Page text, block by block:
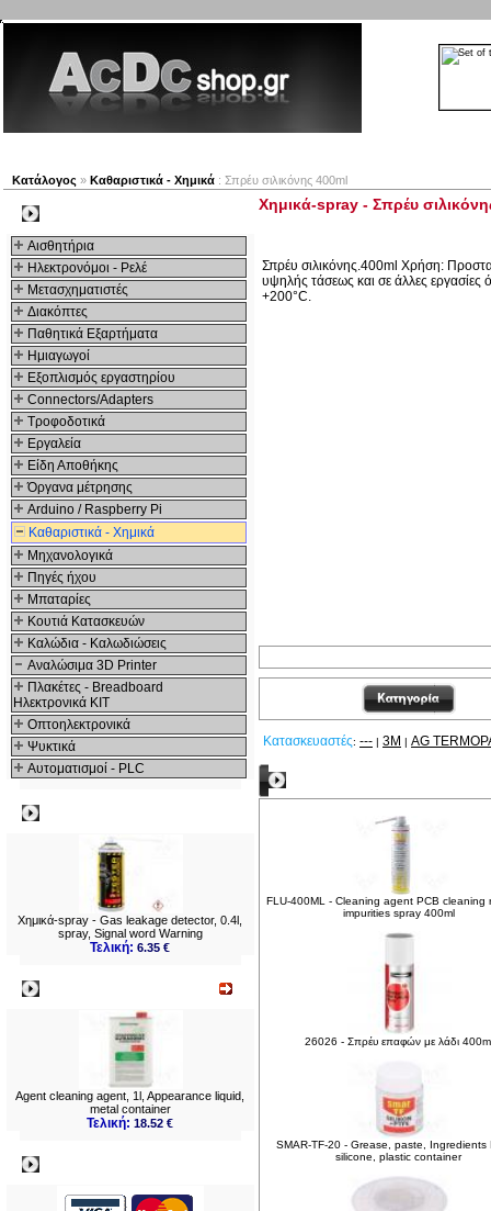
Κατάλογος » Καθαριστικά - Χημικά : Σπρέυ σιλικόνης 400ml
Αισθητήρια
Ηλεκτρονόμοι - Ρελέ
Μετασχηματιστές
Διακόπτες
Παθητικά Εξαρτήματα
Hμιαγωγοί
Εξοπλισμός εργαστηρίου
Connectors/Adapters
Τροφοδοτικά
Εργαλεία
Είδη Αποθήκης
Όργανα μέτρησης
Arduino / Raspberry Pi
Καθαριστικά - Χημικά
Μηχανολογικά
Πηγές ήχου
Μπαταρίες
Κουτιά Κατασκευών
Καλώδια - Καλωδιώσεις
Αναλώσιμα 3D Printer
Πλακέτες - Breadboard
Ηλεκτρονικά ΚΙΤ
Οπτοηλεκτρονικά
Ψυκτικά
Αυτοματισμοί - PLC
Χημικά-spray - Gas leakage detector, 0.4l,
spray, Signal word Warning
Τελική:6.35 €
Agent cleaning agent, 1l, Appearance liquid,
metal container
Τελική:18.52 €
Χημικά-spray - Σπρέυ
Σπρέυ σιλικόνης.400ml Χρήση:
υψηλής τάσεως και σε άλλες
+200°C.
Κατασκευαστές: --- | 3M | AG
FLU-400ML - Cleaning agent PCB cleaning
impurities spray 400ml
26026 - Σπρέυ επαφών με λάδι
SMAR-TF-20 - Grease, paste, Ingredients
silicone, plastic container